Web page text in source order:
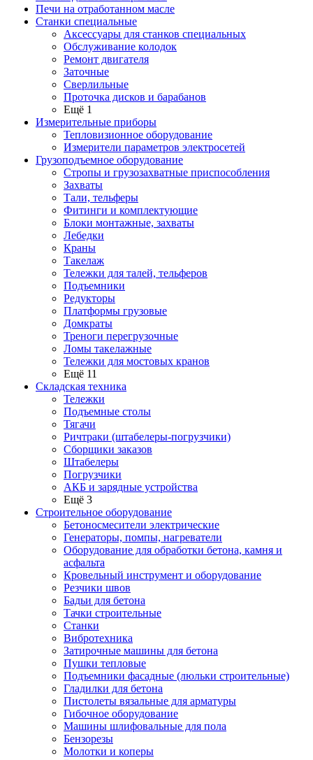
Печи на отработанном масле
Станки специальные
Аксессуары для станков специальных
Обслуживание колодок
Ремонт двигателя
Заточные
Сверлильные
Проточка дисков и барабанов
Ещё 1
Измерительные приборы
Тепловизионное оборудование
Измерители параметров электросетей
Грузоподъемное оборудование
Стропы и грузозахватные приспособления
Захваты
Тали, тельферы
Фитинги и комплектующие
Блоки монтажные, захваты
Лебедки
Краны
Такелаж
Тележки для талей, тельферов
Подъемники
Редукторы
Платформы грузовые
Домкраты
Треноги перегрузочные
Ломы такелажные
Тележки для мостовых кранов
Ещё 11
Складская техника
Тележки
Подъемные столы
Тягачи
Ричтраки (штабелеры-погрузчики)
Сборщики заказов
Штабелеры
Погрузчики
АКБ и зарядные устройства
Ещё 3
Строительное оборудование
Бетоносмесители электрические
Генераторы, помпы, нагреватели
Оборудование для обработки бетона, камня и
асфальта
Кровельный инструмент и оборудование
Резчики швов
Бадьи для бетона
Тачки строительные
Станки
Вибротехника
Затирочные машины для бетона
Пушки тепловые
Подъемники фасадные (люльки строительные)
Гладилки для бетона
Пистолеты вязальные для арматуры
Гибочное оборудование
Машины шлифовальные для пола
Бензорезы
Молотки и коперы